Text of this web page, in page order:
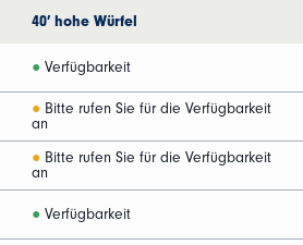
40′ hohe Würfel
● Verfügbarkeit
● Bitte rufen Sie für die Verfügbarkeit
an
● Bitte rufen Sie für die Verfügbarkeit
an
● Verfügbarkeit